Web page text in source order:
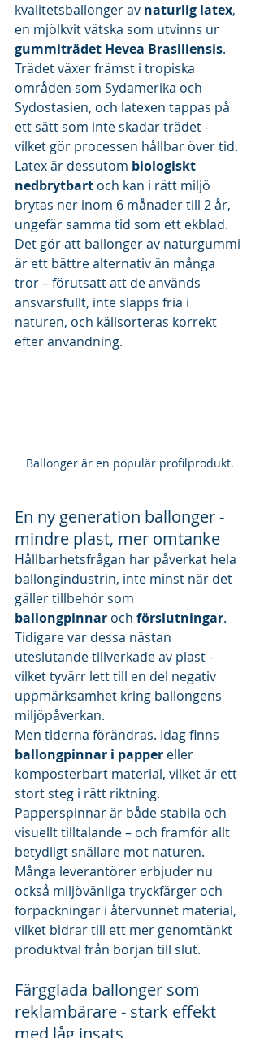
kvalitetsballonger av naturlig latex,
en mjölkvit vätska som utvinns ur
gummiträdet Hevea Brasiliensis.
Trädet växer främst i tropiska
områden som Sydamerika och
Sydostasien, och latexen tappas på
ett sätt som inte skadar trädet -
vilket gör processen hållbar över tid.
Latex är dessutom biologiskt
nedbrytbart och kan i rätt miljö
brytas ner inom 6 månader till 2 år,
ungefär samma tid som ett ekblad.
Det gör att ballonger av naturgummi
är ett bättre alternativ än många
tror – förutsatt att de används
ansvarsfullt, inte släpps fria i
naturen, och källsorteras korrekt
efter användning.
Ballonger är en populär profilprodukt.
En ny generation ballonger -
mindre plast, mer omtanke
Hållbarhetsfrågan har påverkat hela
ballongindustrin, inte minst när det
gäller tillbehör som
ballongpinnar och förslutningar.
Tidigare var dessa nästan
uteslutande tillverkade av plast -
vilket tyvärr lett till en del negativ
uppmärksamhet kring ballongens
miljöpåverkan.
Men tiderna förändras. Idag finns
ballongpinnar i papper eller
komposterbart material, vilket är ett
stort steg i rätt riktning.
Papperspinnar är både stabila och
visuellt tilltalande – och framför allt
betydligt snällare mot naturen.
Många leverantörer erbjuder nu
också miljövänliga tryckfärger och
förpackningar i återvunnet material,
vilket bidrar till ett mer genomtänkt
produktval från början till slut.
Färgglada ballonger som
reklambärare - stark effekt
med låg insats